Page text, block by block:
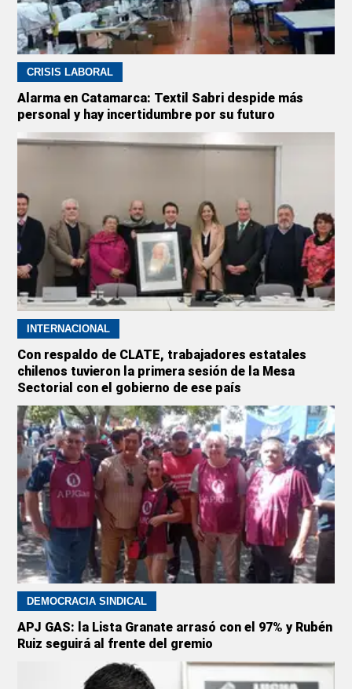
CRISIS LABORAL
Alarma en Catamarca: Textil Sabri despide más
personal y hay incertidumbre por su futuro
INTERNACIONAL
Con respaldo de CLATE, trabajadores estatales
chilenos tuvieron la primera sesión de la Mesa
Sectorial con el gobierno de ese país
DEMOCRACIA SINDICAL
APJ GAS: la Lista Granate arrasó con el 97% y Rubén
Ruiz seguirá al frente del gremio